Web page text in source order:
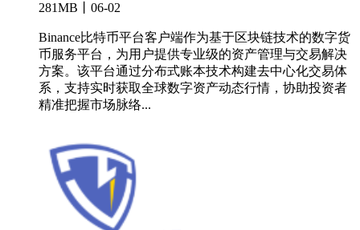
281MB丨06-02
Binance比特币平台客户端作为基于区块链技术的数字货
币服务平台，为用户提供专业级的资产管理与交易解决
方案。该平台通过分布式账本技术构建去中心化交易体
系，支持实时获取全球数字资产动态行情，协助投资者
精准把握市场脉络...